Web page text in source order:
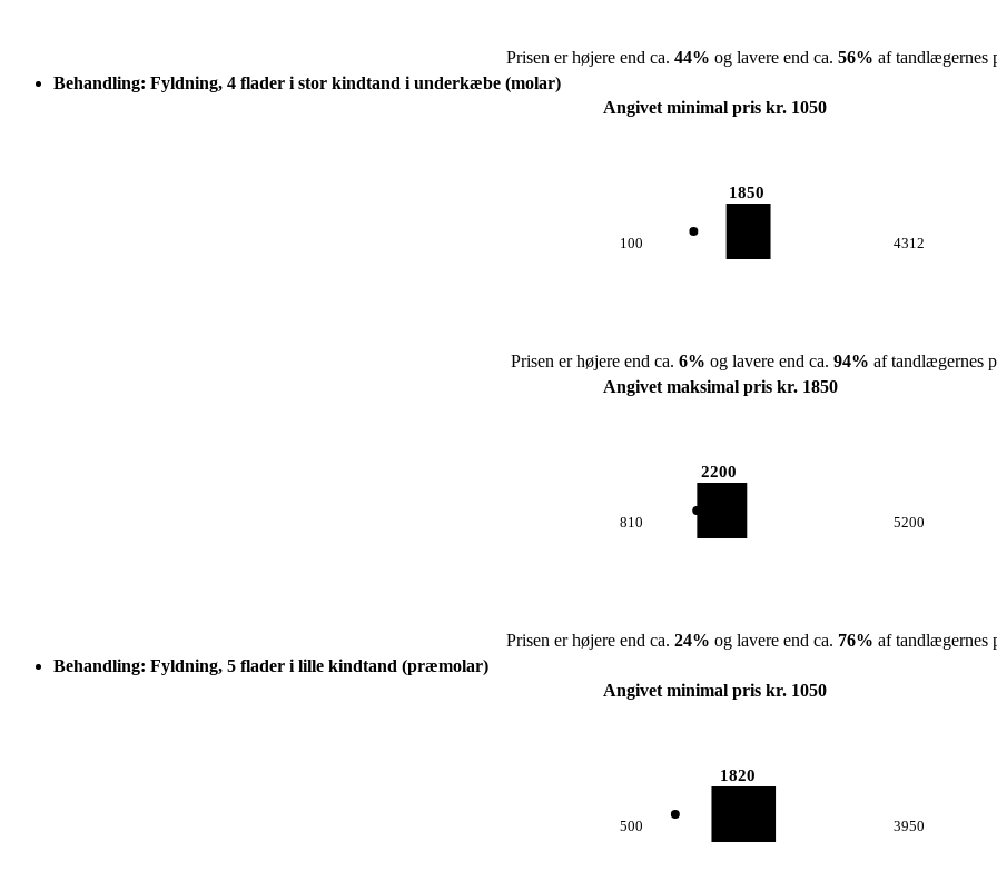
Prisen er højere end ca. 44% og lavere end ca. 56% af tandlægernes
Behandling: Fyldning, 4 flader i stor kindtand i underkæbe (molar)
Angivet minimal pris kr. 1050
100
1850
4312
Prisen er højere end ca. 6% og lavere end ca. 94% af tandlægernes
Angivet maksimal pris kr. 1850
810
2200
5200
Prisen er højere end ca. 24% og lavere end ca. 76% af tandlægernes
Behandling: Fyldning, 5 flader i lille kindtand (præmolar)
Angivet minimal pris kr. 1050
500
1820
3950